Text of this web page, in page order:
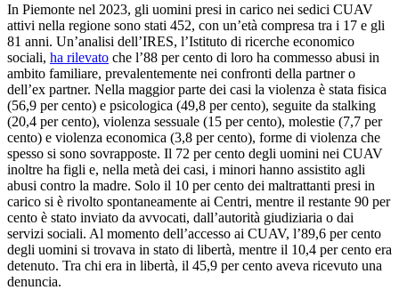
In Piemonte nel 2023, gli uomini presi in carico nei sedici CUAV
attivi nella regione sono stati 452, con un’età compresa tra i 17 e gli
81 anni. Un’analisi dell’IRES, l’Istituto di ricerche economico
sociali, ha rilevato che l’88 per cento di loro ha commesso abusi in
ambito familiare, prevalentemente nei confronti della partner o
dell’ex partner. Nella maggior parte dei casi la violenza è stata fisica
(56,9 per cento) e psicologica (49,8 per cento), seguite da stalking
(20,4 per cento), violenza sessuale (15 per cento), molestie (7,7 per
cento) e violenza economica (3,8 per cento), forme di violenza che
spesso si sono sovrapposte. Il 72 per cento degli uomini nei CUAV
inoltre ha figli e, nella metà dei casi, i minori hanno assistito agli
abusi contro la madre. Solo il 10 per cento dei maltrattanti presi in
carico si è rivolto spontaneamente ai Centri, mentre il restante 90 per
cento è stato inviato da avvocati, dall’autorità giudiziaria o dai
servizi sociali. Al momento dell’accesso ai CUAV, l’89,6 per cento
degli uomini si trovava in stato di libertà, mentre il 10,4 per cento era
detenuto. Tra chi era in libertà, il 45,9 per cento aveva ricevuto una
denuncia.